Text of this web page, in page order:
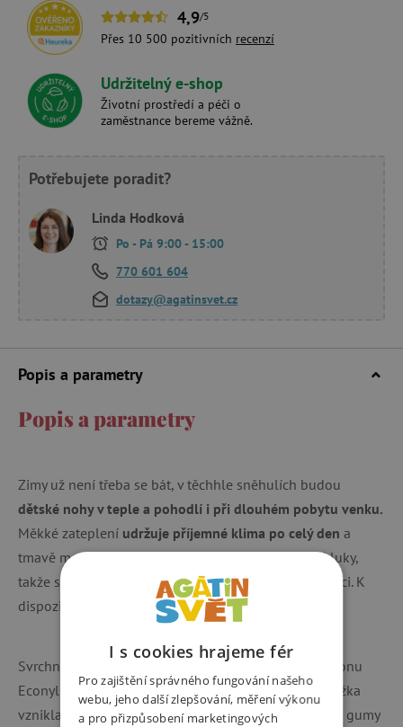
4,9/5
Přes 10 500 pozitivních recenzí
Udržitelný e-shop
Životní prostředí a péči o
zaměstnance bereme vážně.
Potřebujete poradit?
Linda Hodková
Po - Pá 9:00 - 15:00
770 601 604
dotazy@agatinsvet.cz
Popis a parametry
Popis a parametry
Zimy už není třeba se bát, v těchhle sněhulích budou
dětské nohy v teple a pohodlí i při dlouhém pobytu venku.
Měkké zateplení udržuje příjemné klima po celý den a
tmavě modré provedení je univerzální pro holky i kluky,
takže se boty dají snadno předat mladšímu sourozenci. K
dispozici jsou ve v
elikostech od 21 do 32.
Svrchní část je vyrobena ze 100% recyklovaného nylonu
Econyl, podšívku tvoří recyklovaný polyester a podrážka
vznikla ze směsi 70 % syntetické gumy, 30 % přírodní gumy
I s cookies hrajeme fér
Pro zajištění správného fungování našeho
webu, jeho další zlepšování, měření výkonu
a pro přizpůsobení marketingových